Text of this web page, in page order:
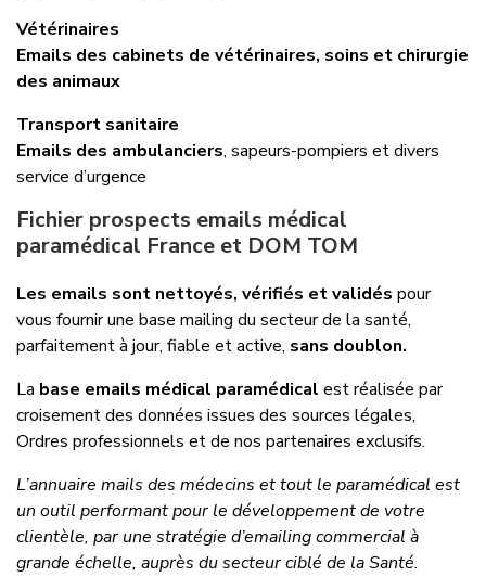
Vétérinaires
Emails des cabinets de vétérinaires, soins et chirurgie
des animaux
Transport sanitaire
Emails des ambulanciers, sapeurs-pompiers et divers
service d’urgence
Fichier prospects emails médical
paramédical France et DOM TOM
Les emails sont nettoyés, vérifiés et validés pour
vous fournir une base mailing du secteur de la santé,
parfaitement à jour, fiable et active, sans doublon.
La base emails médical paramédical est réalisée par
croisement des données issues des sources légales,
Ordres professionnels et de nos partenaires exclusifs.
L’annuaire mails des médecins et tout le paramédical est
un outil performant pour le développement de votre
clientèle, par une stratégie d’emailing commercial à
grande échelle, auprès du secteur ciblé de la Santé.